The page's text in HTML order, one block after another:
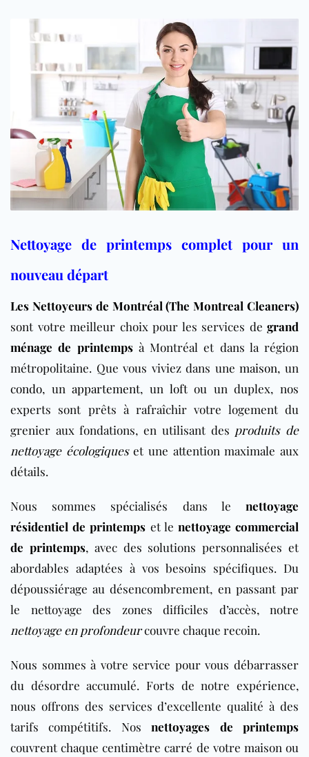
Nettoyage de printemps complet pour un
nouveau départ
Les Nettoyeurs de Montréal (The Montreal Cleaners)
sont votre meilleur choix pour les services de grand
ménage de printempsà Montréal et dans la région
métropolitaine. Que vous viviez dans unemaison, un
condo, unappartement, un loftou un duplex, nos
experts sont prêts à rafraîchir votre logement du
grenier aux fondations, en utilisant des produits de
nettoyage écologiqueset une attention maximale aux
détails.
Nous sommes spécialisés dans le nettoyage
résidentiel de printemps et le nettoyage commercial
de printemps, avec des solutions personnalisées et
abordables adaptées à vos besoins spécifiques. Du
dépoussiérage au désencombrement, en passant par
le nettoyage des zones difficiles d’accès, notre
nettoyage en profondeurcouvre chaque recoin.
Nous sommes à votre service pour vous débarrasser
du désordre accumulé. Forts de notre expérience,
nous offrons des services d’excellente qualité à des
tarifs compétitifs. Nosnettoyages de printemps
couvrent chaque centimètre carré de votre maison ou